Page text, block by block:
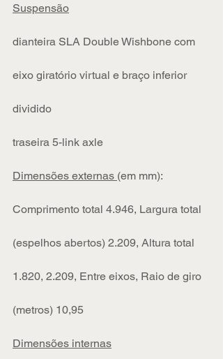
Suspensão
dianteira SLA Double Wishbone com
eixo giratório virtual e braço inferior
dividido
traseira 5-link axle
Dimensões externas (em mm):
Comprimento total 4.946, Largura total
(espelhos abertos) 2.209, Altura total
1.820, 2.209, Entre eixos, Raio de giro
(metros) 10,95
Dimensões internas